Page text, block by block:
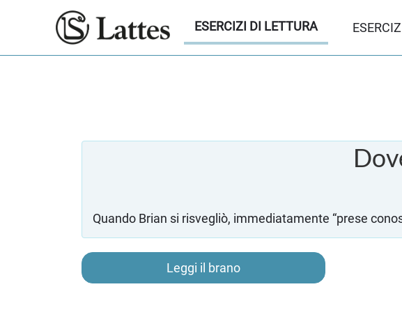
ESERCIZI DI LETTURA
Quando Brian si risvegliò, immediatamente “prese
Leggi il brano